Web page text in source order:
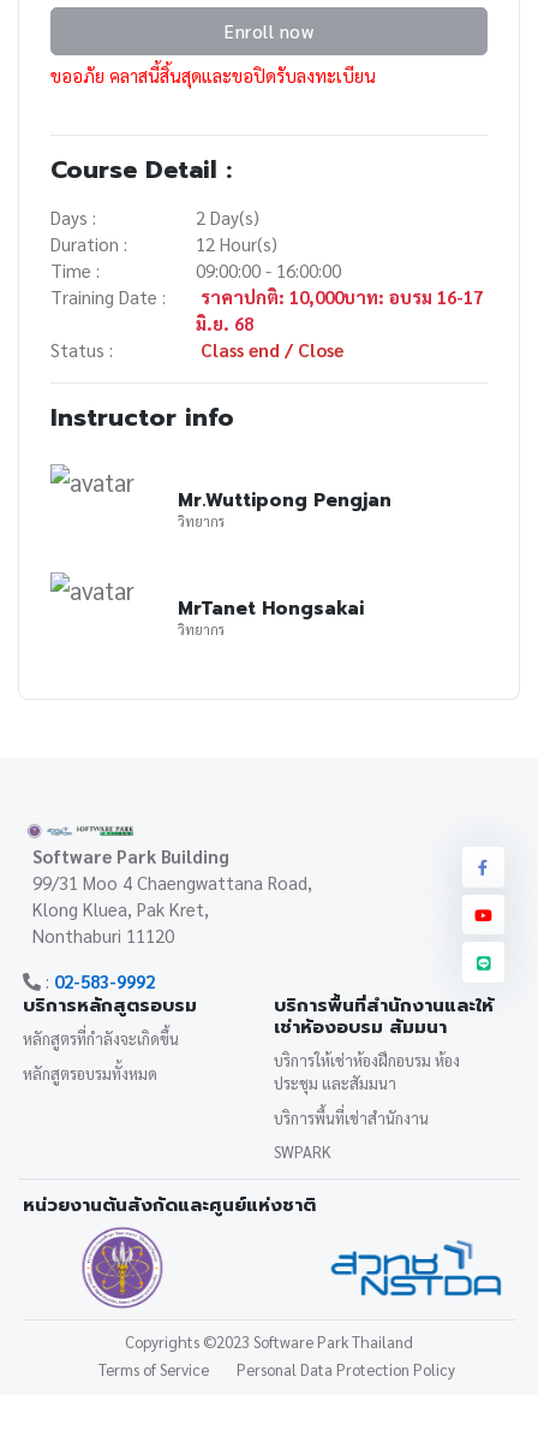
Enroll now
ขออภัย คลาสนี้สิ้นสุดและขอปิดรับลงทะเบียน
Course Detail :
Days :
2 Day(s)
Duration :
12 Hour(s)
Time :
09:00:00 - 16:00:00
Training Date :
ราคาปกติ: 10,000บาท: อบรม 16-17
มิ.ย. 68
Status :
Class end / Close
Instructor info
Mr.Wuttipong Pengjan
วิทยากร
MrTanet Hongsakai
วิทยากร
Software Park Building
99/31 Moo 4 Chaengwattana Road,
Klong Kluea, Pak Kret,
Nonthaburi 11120
: 02-583-9992
บริการหลักสูตรอบรม
หลักสูตรที่กำลังจะเกิดขึ้น
หลักสูตรอบรมทั้งหมด
บริการพื้นที่สำนักงานและให้
เช่าห้องอบรม สัมมนา
บริการให้เช่าห้องฝึกอบรม ห้อง
ประชุม และสัมมนา
บริการพื้นที่เช่าสำนักงาน
SWPARK
หน่วยงานต้นสังกัดและศูนย์แห่งชาติ
Copyrights ©2023 Software Park Thailand
Terms of Service
Personal Data Protection Policy